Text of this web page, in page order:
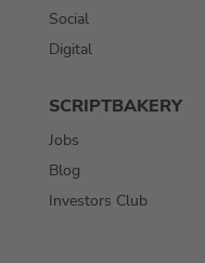
Social
Digital
SCRIPTBAKERY
Jobs
Blog
Investors Club